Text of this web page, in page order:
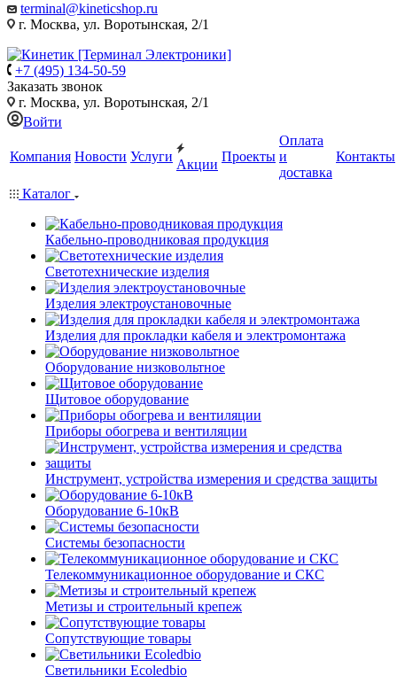
terminal@kineticshop.ru
г. Москва, ул. Воротынская, 2/1
+7 (495) 134-50-59
Заказать звонок
г. Москва, ул. Воротынская, 2/1
Войти
Компания Новости Услуги
Акции
Проекты
Оплата
и
доставка
Контакты
Каталог
Кабельно-проводниковая продукция
Светотехнические изделия
Изделия электроустановочные
Изделия для прокладки кабеля и электромонтажа
Оборудование низковольтное
Щитовое оборудование
Приборы обогрева и вентиляции
Инструмент, устройства измерения и средства защиты
Оборудование 6-10кВ
Системы безопасности
Телекоммуникационное оборудование и СКС
Метизы и строительный крепеж
Сопутствующие товары
Светильники Ecoledbio